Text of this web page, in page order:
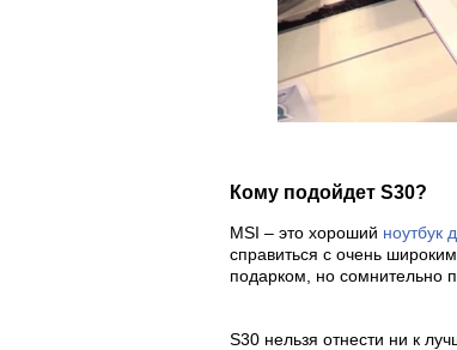
Кому подойдет S30?
MSI – это хороший ноутбук
справиться с очень
подарком, но сомнительно
S30 нельзя отнести ни к